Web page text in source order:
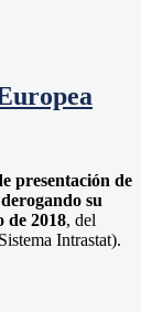
presentación de
su
de 2018, del
Intrastat).